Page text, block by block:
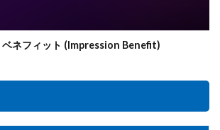
ベネフィット (Impression Benefit)